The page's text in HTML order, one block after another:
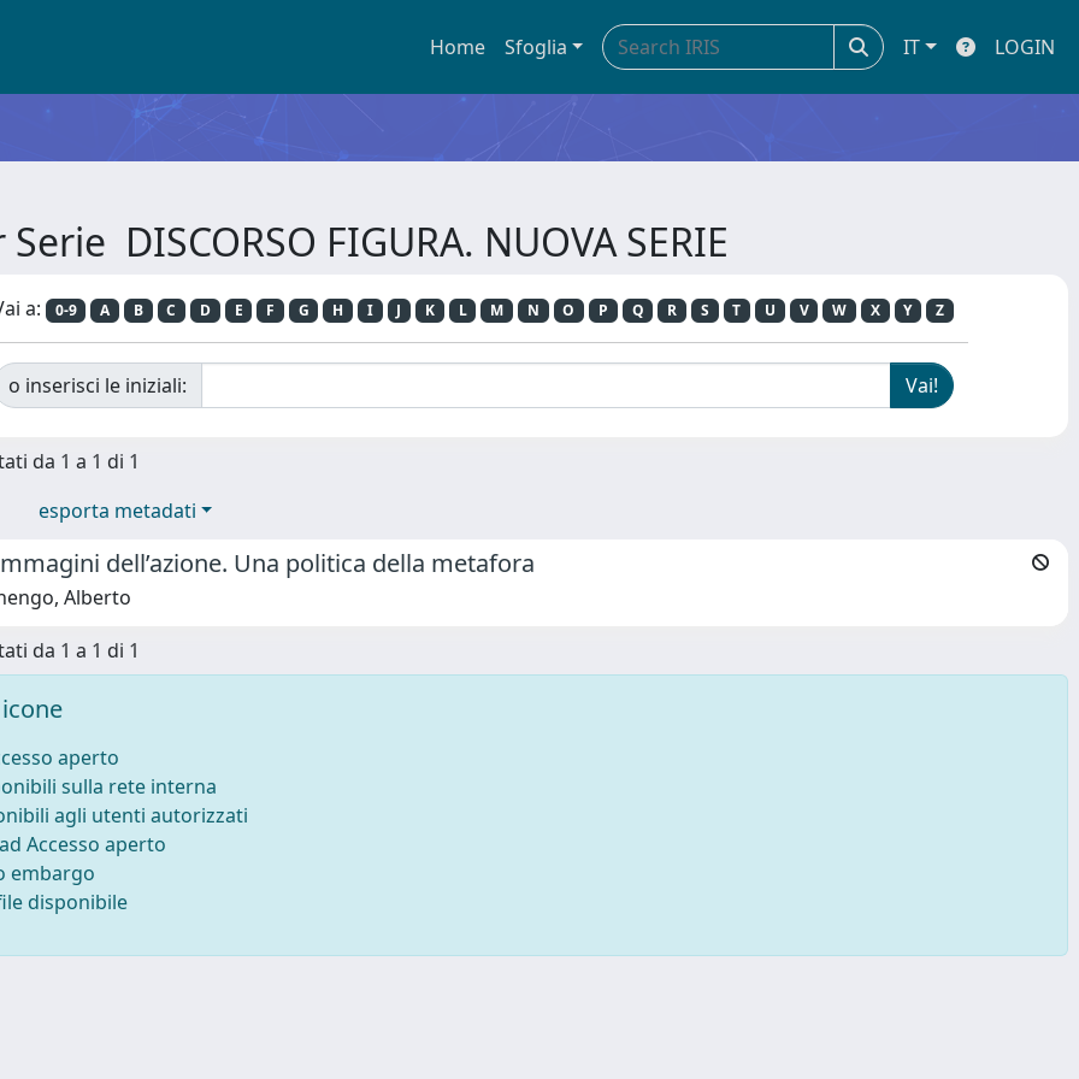
Home Sfoglia IT LOGIN
DISCORSO FIGURA. NUOVA SERIE
a: 0-9 A B C D E F G H I J K L M N O P Q R S T U V W X Y Z
o inserisci le iniziali:
da 1 a 1 di 1
esporta metadati
dell’azione. Una politica della metafora
Alberto
da 1 a 1 di 1
aperto
sulla rete interna
agli utenti autorizzati
Accesso aperto
embargo
disponibile